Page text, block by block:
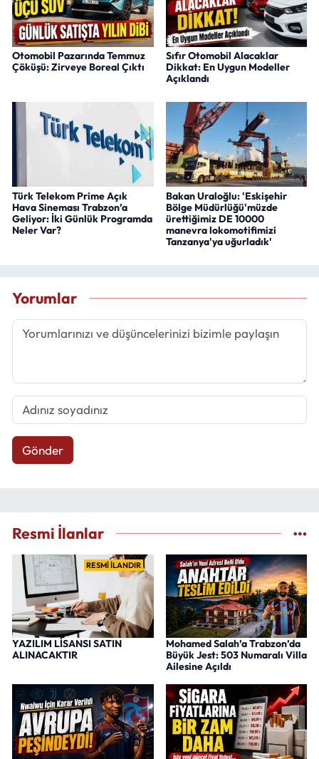
Otomobil Pazarında Temmuz
Çöküşü: Zirveye Boreal Çıktı
Sıfır Otomobil Alacaklar
Dikkat: En Uygun Modeller
Açıklandı
Türk Telekom Prime Açık
Hava Sineması Trabzon’a
Geliyor: İki Günlük Programda
Neler Var?
Bakan Uraloğlu: 'Eskişehir
Bölge Müdürlüğü'müzde
ürettiğimiz DE 10000
manevra lokomotifimizi
Tanzanya'ya uğurladık'
Yorumlar
Gönder
Resmi İlanlar
RESMİ İLANDIR
YAZILIM LİSANSI SATIN
ALINACAKTIR
Mohamed Salah’a Trabzon’da
Büyük Jest: 503 Numaralı Villa
Ailesine Açıldı